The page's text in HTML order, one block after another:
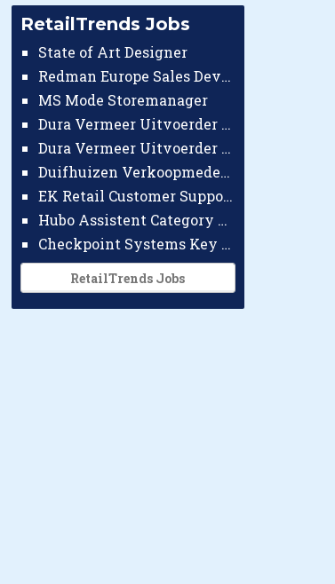
RetailTrends Jobs
State of Art Designer
Redman Europe Sales Developer (Europe)
MS Mode Storemanager
Dura Vermeer Uitvoerder GWW Amsterdam
Dura Vermeer Uitvoerder Civiel Nijmegen
Duifhuizen Verkoopmedewerker Ridderkerk
EK Retail Customer Support Omnichannel
Hubo Assistent Category Manager
Checkpoint Systems Key Accountmanager Benelux
RetailTrends Jobs